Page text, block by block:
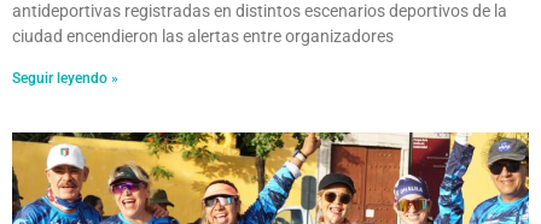
antideportivas registradas en distintos escenarios deportivos de la
ciudad encendieron las alertas entre organizadores
Seguir leyendo »